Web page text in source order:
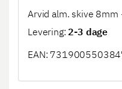
Arvid alm. skive 8mm
Levering: 2-3 dage
EAN: